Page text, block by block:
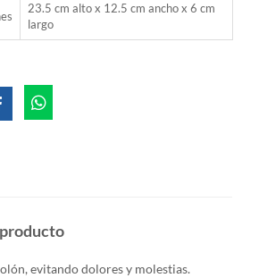
23.5 cm alto x 12.5 cm ancho x 6 cm
largo
evitando dolores y molestias.